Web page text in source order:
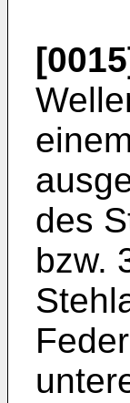
des
bzw.